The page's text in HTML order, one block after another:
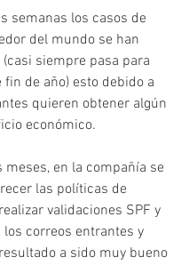
semanas los casos de
del mundo se han
siempre pasa para
de año) esto debido a
quieren obtener algún
económico.
meses, en la compañía se
las políticas de
validaciones SPF y
los correos entrantes y
a sido muy bueno